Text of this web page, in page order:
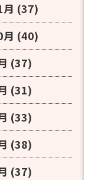
(37)
(40)
(37)
(31)
(33)
(38)
(37)